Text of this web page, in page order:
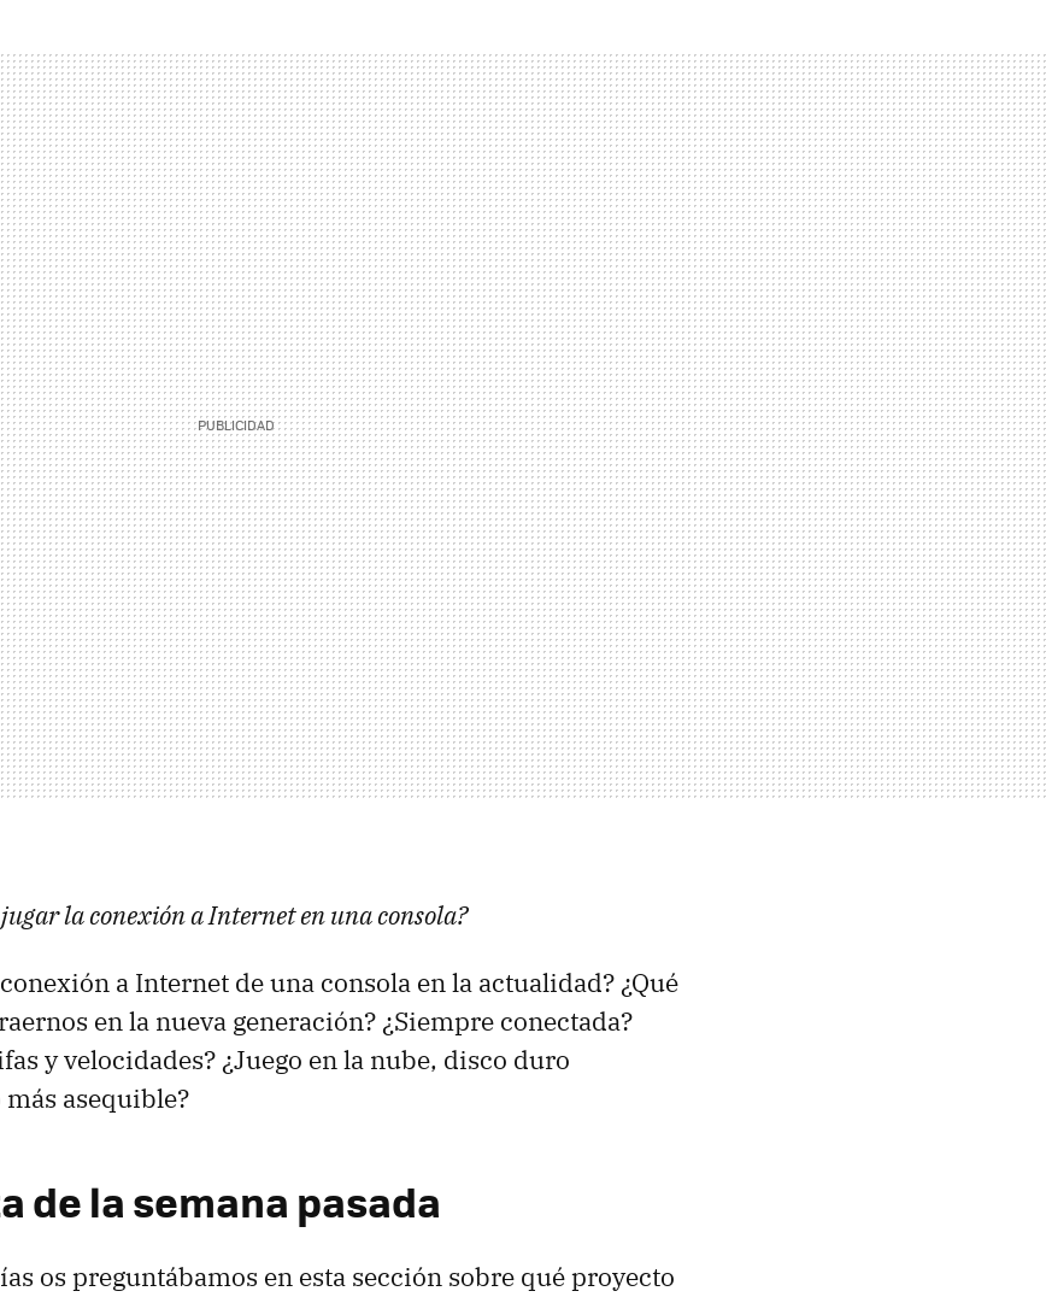
jugar la conexión a Internet en una consola?
a Internet de una consola en la actualidad? ¿Qué
en la nueva generación? ¿Siempre conectada?
y velocidades? ¿Juego en la nube, disco duro
asequible?
de la semana pasada
os preguntábamos en esta sección sobre qué proyecto